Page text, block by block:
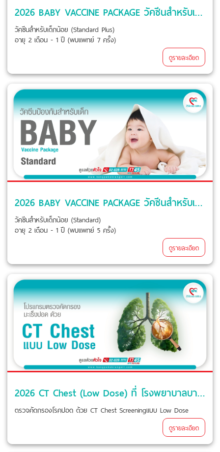
2026 BABY VACCINE PACKAGE วัคซีนสำหรับเด็กน้อย (Standard Plus) ที่ โรงพยาบาลบางปะกอก รังสิต 2
วัคซีนสำหรับเด็กน้อย (Standard Plus)
อายุ 2 เดือน - 1 ปี (พบแพทย์ 7 ครั้ง)
ดูรายละเอียด
2026 BABY VACCINE PACKAGE วัคซีนสำหรับเด็กน้อย (Standard) ที่ โรงพยาบาลบางปะกอก รังสิต 2
วัคซีนสำหรับเด็กน้อย (Standard)
อายุ 2 เดือน - 1 ปี (พบแพทย์ 5 ครั้ง)
ดูรายละเอียด
2026 CT Chest (Low Dose) ที่ โรงพยาบาลบางปะกอก รังสิต 2
ตรวจคัดกรองโรคปอด ด้วย CT Chest Screeningแบบ Low Dose
ดูรายละเอียด